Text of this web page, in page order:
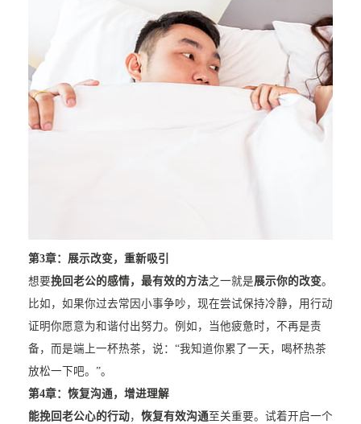
第3章：展示改变，重新吸引
想要挽回老公的感情，最有效的方法之一就是展示你的改变。
比如，如果你过去常因小事争吵，现在尝试保持冷静，用行动
证明你愿意为和谐付出努力。例如，当他疲惫时，不再是责
备，而是端上一杯热茶，说：“我知道你累了一天，喝杯热茶
放松一下吧。”。
第4章：恢复沟通，增进理解
能挽回老公心的行动， 恢复有效沟通至关重要。试着开启一个